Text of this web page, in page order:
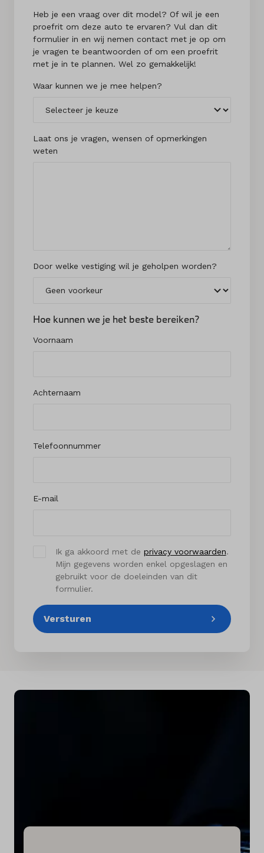
Heb je een vraag over dit model? Of wil je een
proefrit om deze auto te ervaren? Vul dan dit
formulier in en wij nemen contact met je op om
je vragen te beantwoorden of om een proefrit
met je in te plannen. Wel zo gemakkelijk!
Waar kunnen we je mee helpen?
Laat ons je vragen, wensen of opmerkingen
weten
Door welke vestiging wil je geholpen worden?
Hoe kunnen we je het beste bereiken?
Voornaam
Achternaam
Telefoonnummer
E-mail
Ik ga akkoord met de privacy voorwaarden.
Mijn gegevens worden enkel opgeslagen en
gebruikt voor de doeleinden van dit
formulier.
Versturen